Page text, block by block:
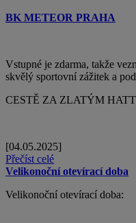
BK METEOR PRAHA
Vstupné je zdarma, takže
skvělý sportovní zážitek a
CESTĚ ZA ZLATÝM
[04.05.2025]
Přečíst celé
Velikonoční otevírací doba
Velikonoční otevírací doba: